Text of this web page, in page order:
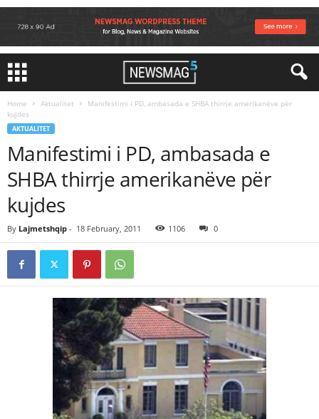
Home Aktualitet
Manifestimi i PD, ambasada e SHBA thirrje amerikanëve për
kujdes
AKTUALITET
Manifestimi i PD, ambasada e
SHBA thirrje amerikanëve për
kujdes
By Lajmetshqip - 18 February, 2011 1106 0